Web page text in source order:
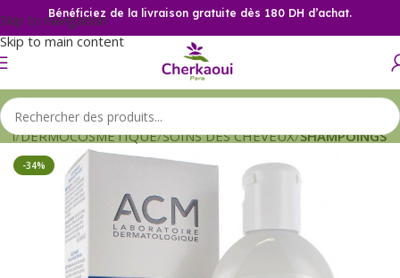
Skip to navigation
Skip to main content
Bénéficiez de la livraison gratuite dès 180 DH d’achat.
DERMOCOSMETIQUE SOINS DES CHEVEUX SHAMPOINGS
-34%